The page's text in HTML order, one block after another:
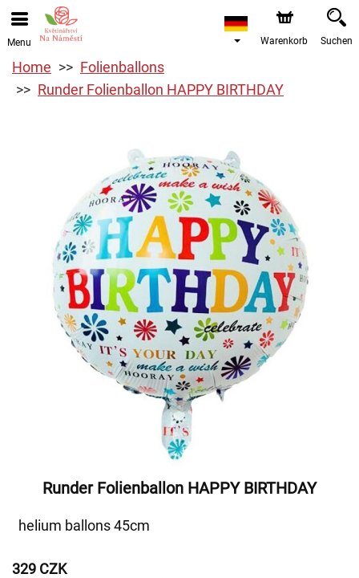
Menu Warenkorb Suchen
Home
Folienballons
Runder Folienballon HAPPY BIRTHDAY
Runder Folienballon HAPPY BIRTHDAY
helium ballons 45cm
329 CZK